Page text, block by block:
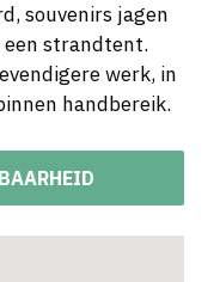
souvenirs jagen
een strandtent.
werk, in
handbereik.